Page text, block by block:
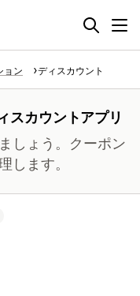
ョン ディスカウント
スカウントアプリ
しょう。クーポン
します。